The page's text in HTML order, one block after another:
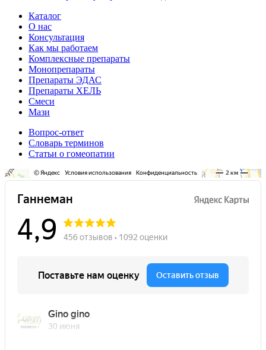
Каталог
О нас
Консультация
Как мы работаем
Комплексные препараты
Монопрепараты
Препараты ЭДАС
Препараты ХЕЛЬ
Смеси
Мази
Вопрос-ответ
Словарь терминов
Статьи о гомеопатии